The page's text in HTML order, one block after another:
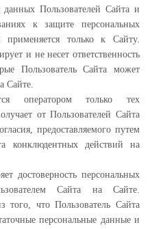
данных Пользователей Сайта и
к защите персональных
только к Сайту.
и не несет ответственность
Пользователь Сайта может
Сайте.
оператором только тех
от Пользователей Сайта
предоставляемого путем
конклюдентных действий на
достоверность персональных
Сайта на Сайте.
того, что Пользователь Сайта
персональные данные и